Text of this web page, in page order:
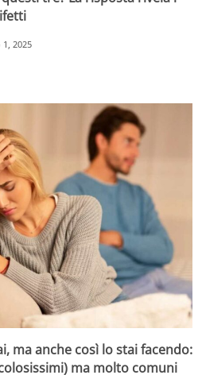
2025
ma anche così lo stai facendo:
ma molto comuni